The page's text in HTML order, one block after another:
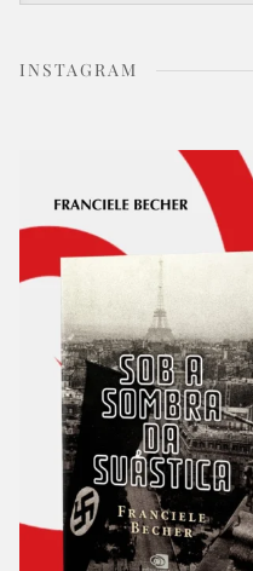
INSTAGRAM